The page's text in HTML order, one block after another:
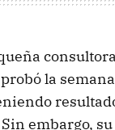
la
embargo,